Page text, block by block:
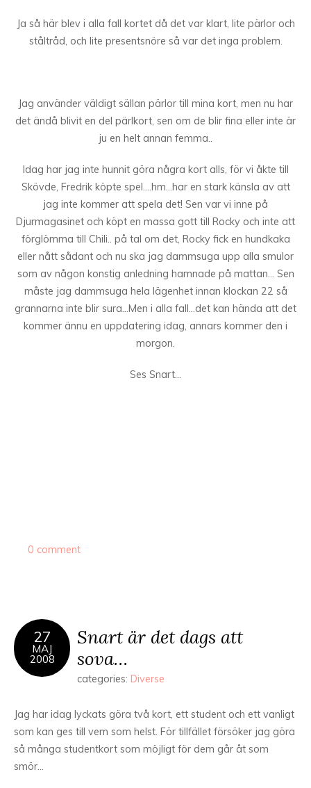
Ja så här blev i alla fall kortet då det var klart, lite pärlor och
ståltråd, och lite presentsnöre så var det inga problem.
Jag använder väldigt sällan pärlor till mina kort, men nu har
det ändå blivit en del pärlkort, sen om de blir fina eller inte är
ju en helt annan femma..
Idag har jag inte hunnit göra några kort alls, för vi åkte till
Skövde, Fredrik köpte spel….hm…har en stark känsla av att
jag inte kommer att spela det! Sen var vi inne på
Djurmagasinet och köpt en massa gott till Rocky och inte att
förglömma till Chili.. på tal om det, Rocky fick en hundkaka
eller nått sådant och nu ska jag dammsuga upp alla smulor
som av någon konstig anledning hamnade på mattan… Sen
måste jag dammsuga hela lägenhet innan klockan 22 så
grannarna inte blir sura…Men i alla fall…det kan hända att det
kommer ännu en uppdatering idag, annars kommer den i
morgon.
Ses Snart…
0 comment
27
MAJ
2008
Snart är det dags att
sova…
categories: Diverse
Jag har idag lyckats göra två kort, ett student och ett vanligt
som kan ges till vem som helst. För tillfället försöker jag göra
så många studentkort som möjligt för dem går åt som
smör…